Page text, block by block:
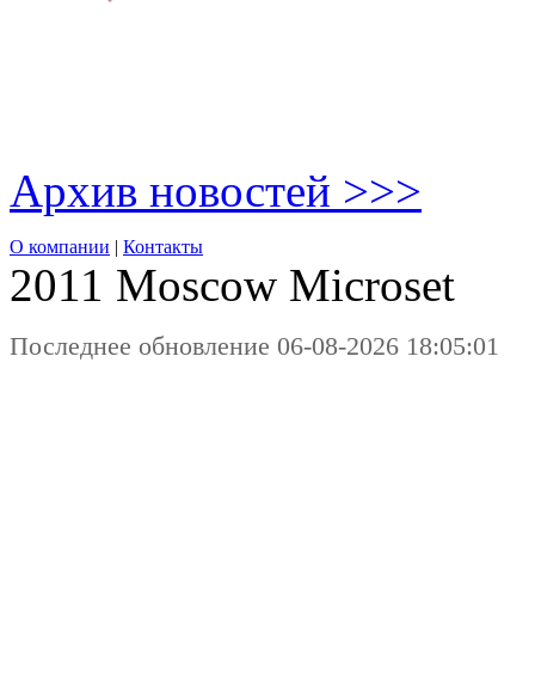
Архив новостей >>>
О компании | Контакты
2011 Moscow Microset
Последнее обновление 06-08-2026 18:05:01